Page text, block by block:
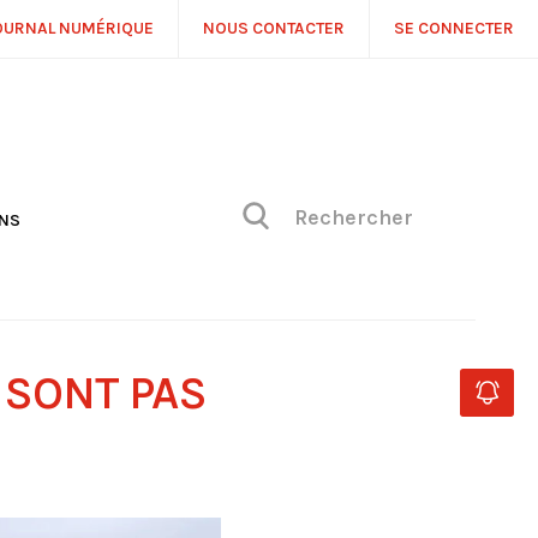
NUMÉRIQUE NOUS CONTACTER SE CONNECTER
PAS